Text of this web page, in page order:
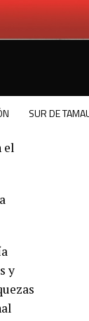
SUR DE
el
y